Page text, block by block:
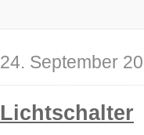
24. September
Lichtschalter